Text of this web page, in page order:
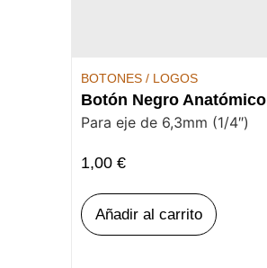
BOTONES / LOGOS
Botón Negro Anatómico
Para eje de 6,3mm (1/4″)
1,00 €
Añadir al carrito